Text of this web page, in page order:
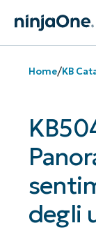
Home/KB
degli